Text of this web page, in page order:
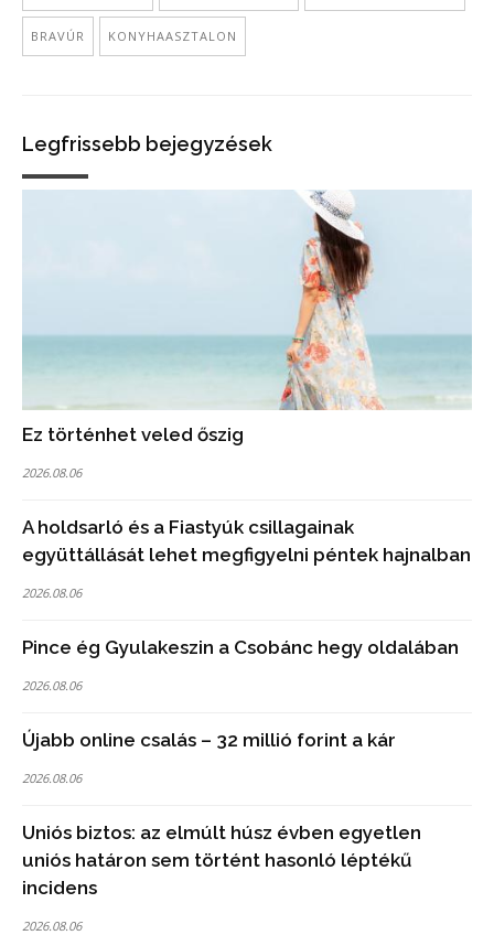
BRAVÚR KONYHAASZTALON
Legfrissebb bejegyzések
Ez történhet veled őszig
2026.08.06
A holdsarló és a Fiastyúk csillagainak
együttállását lehet megfigyelni péntek hajnalban
2026.08.06
Pince ég Gyulakeszin a Csobánc hegy oldalában
2026.08.06
Újabb online csalás – 32 millió forint a kár
2026.08.06
Uniós biztos: az elmúlt húsz évben egyetlen
uniós határon sem történt hasonló léptékű
incidens
2026.08.06